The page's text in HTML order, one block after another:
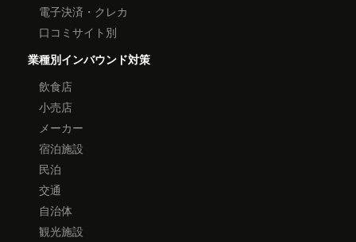
電子決済・クレカ
口コミサイト別
業種別インバウンド対策
飲食店
小売店
メーカー
宿泊施設
民泊
交通
自治体
観光施設